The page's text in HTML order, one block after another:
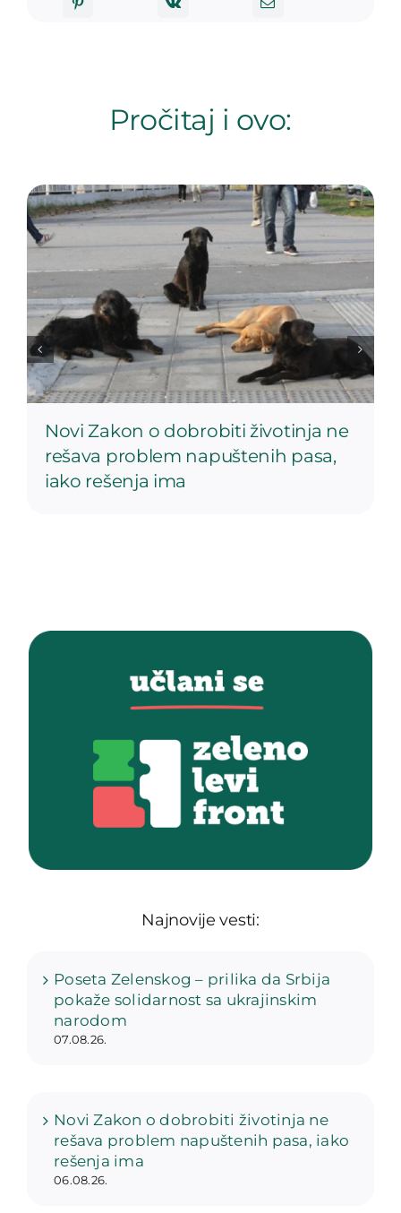
Pročitaj i ovo:
Novi Zakon o dobrobiti životinja ne
rešava problem napuštenih pasa,
iako rešenja ima
Najnovije vesti:
Poseta Zelenskog – prilika da Srbija
pokaže solidarnost sa ukrajinskim
narodom
07.08.26.
Novi Zakon o dobrobiti životinja ne
rešava problem napuštenih pasa, iako
rešenja ima
06.08.26.